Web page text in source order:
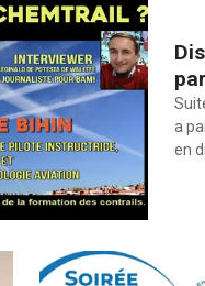
a
en